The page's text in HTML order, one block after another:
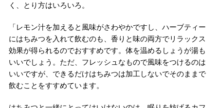
く、とり方はいろいろ。
「レモン汁を加えると風味がさわやかですし、ハーブティー
にはちみつを入れて飲むのも、香りと味の両方でリラックス
効果が得られるのでおすすめです。体を温めるしょうが湯も
いいでしょう。ただ、フレッシュなもので風味をつけるのは
いいですが、できるだけはちみつは加工しないでそのままで
飲むことをすすめています。